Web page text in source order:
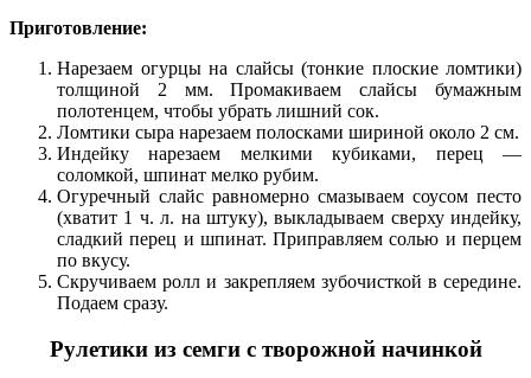
Приготовление:
Нарезаем огурцы на слайсы (тонкие плоские ломтики)
толщиной 2 мм. Промакиваем слайсы бумажным
полотенцем, чтобы убрать лишний сок.
Ломтики сыра нарезаем полосками шириной около 2 см.
Индейку нарезаем мелкими кубиками, перец —
соломкой, шпинат мелко рубим.
Огуречный слайс равномерно смазываем соусом песто
(хватит 1 ч. л. на штуку), выкладываем сверху индейку,
сладкий перец и шпинат. Приправляем солью и перцем
по вкусу.
Скручиваем ролл и закрепляем зубочисткой в середине.
Подаем сразу.
Рулетики из семги с творожной начинкой